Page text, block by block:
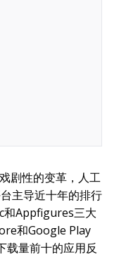
剧性的变革，人工
主导近十年的排行
Appfigures三大
和Google Play
载量前十的应用反